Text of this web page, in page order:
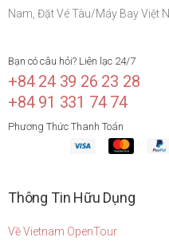
Nam, Đặt Vé Tàu/Máy Bay Việt
Bạn có câu hỏi? Liên lạc 24/7
+84 24 39 26 23 28
+84 91 331 74 74
Phương Thức Thanh Toán
Thông Tin Hữu Dụng
Về Vietnam OpenTour